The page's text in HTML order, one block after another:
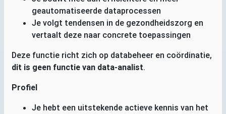
geautomatiseerde dataprocessen
Je volgt tendensen in de gezondheidszorg en
vertaalt deze naar concrete toepassingen
Deze functie richt zich op databeheer en coördinatie,
dit is geen functie van data-analist.
Profiel
Je hebt een uitstekende actieve kennis van het